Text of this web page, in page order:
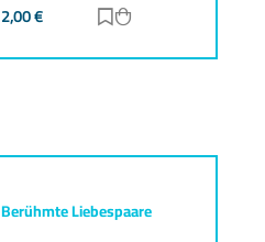
2,00€ Zur Merkliste
Berühmte Liebespaare